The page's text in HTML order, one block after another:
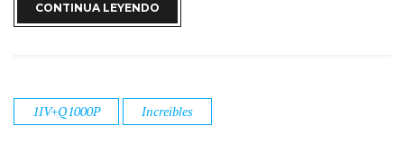
CONTINUA LEYENDO
1IV+Q1000P Increibles